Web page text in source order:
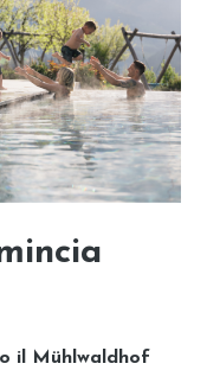
il Mühlwaldhof